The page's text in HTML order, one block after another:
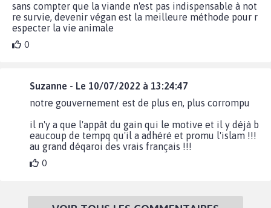
sans compter que la viande n'est pas indispensable à not
re survie, devenir végan est la meilleure méthode pour r
especter la vie animale
0
Suzanne - Le 10/07/2022 à 13:24:47
notre gouvernement est de plus en, plus corrompu
il n'y a que l'appât du gain qui le motive et il y déjà b
eaucoup de tempq qu'il a adhéré et promu l'islam !!!
au grand déqaroi des vrais français !!!
0